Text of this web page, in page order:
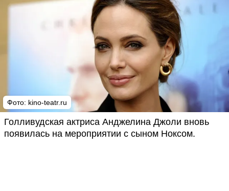
Фото: kino-teatr.ru
Голливудская актриса Анджелина Джоли вновь
появилась на мероприятии с сыном Ноксом.